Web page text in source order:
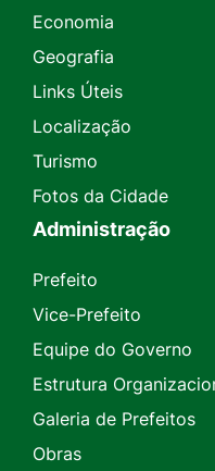
Economia
Geografia
Links Úteis
Localização
Turismo
Fotos da Cidade
Administração
Prefeito
Vice-Prefeito
Equipe do Governo
Estrutura
Galeria de Prefeitos
Obras